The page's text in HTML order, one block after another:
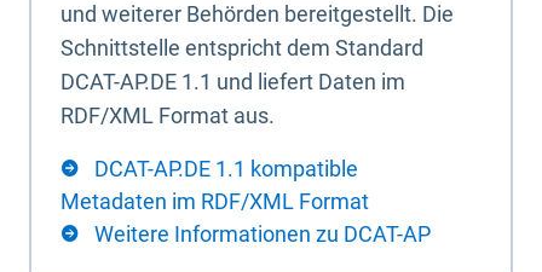
und weiterer Behörden bereitgestellt. Die
Schnittstelle entspricht dem Standard
DCAT-AP.DE 1.1 und liefert Daten im
RDF/XML Format aus.
DCAT-AP.DE 1.1 kompatible
Metadaten im RDF/XML Format
Weitere Informationen zu DCAT-AP